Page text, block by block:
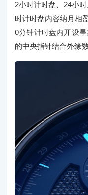
2小时计时盘、24小
时计时盘内容纳月相
0分钟计时盘内开设
的中央指针结合外缘